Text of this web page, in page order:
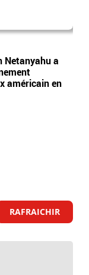
Netanyahu a
américain en
RAFRAICHIR